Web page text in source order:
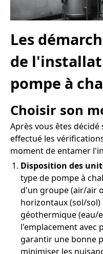
Les
de
pompe à
Choisir son
Après vous êtes
effectué les
moment de entamer
Disposition des
type de pompe à
d'un groupe (air/air
horizontaux (sol/
géothermique (eau/
l'emplacement avec
garantir une bonne
minimiser les